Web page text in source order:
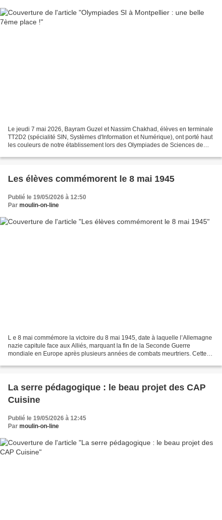
Le jeudi 7 mai 2026, Bayram Guzel et Nassim Chakhad, élèves en terminale
TT2D2 (spécialité SIN, Systèmes d'Information et Numérique), ont porté haut
les couleurs de notre établissement lors des Olympiades de Sciences de
Les élèves commémorent le 8 mai 1945
Publié le 19/05/2026 à 12:50
Par moulin-on-line
L e 8 mai commémore la victoire du 8 mai 1945, date à laquelle l’Allemagne
nazie capitule face aux Alliés, marquant la fin de la Seconde Guerre
mondiale en Europe après plusieurs années de combats meurtriers. Cette
La serre pédagogique : le beau projet des CAP
Cuisine
Publié le 19/05/2026 à 12:45
Par moulin-on-line